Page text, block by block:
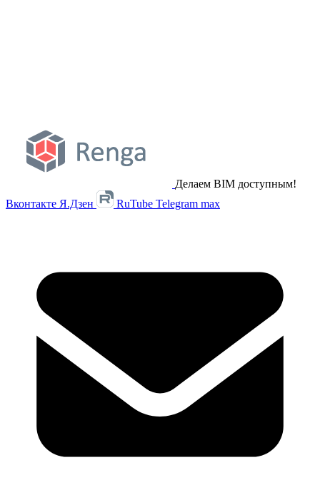
Делаем BIM доступным!
Вконтакте Я.Дзен RuTube Telegram max